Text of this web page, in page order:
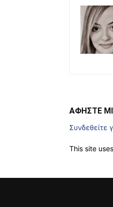
ΑΦΗΣΤΕ
Συνδεθείτε
This site